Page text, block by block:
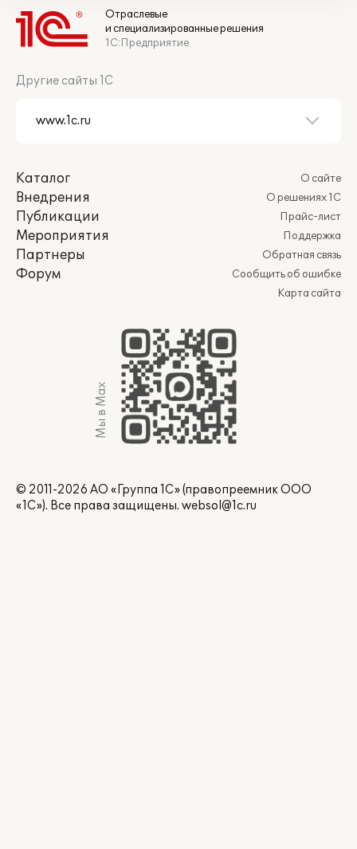
Отраслевые
и специализированные решения
1С:Предприятие
Другие сайты 1С
Каталог
Внедрения
Публикации
Мероприятия
Партнеры
Форум
О сайте
О решениях 1С
Прайс-лист
Поддержка
Обратная связь
Сообщить об ошибке
Карта сайта
Мы в Max
© 2011-2026 АО «Группа 1С» (правопреемник ООО
«1С»). Все права защищены. websol@1c.ru